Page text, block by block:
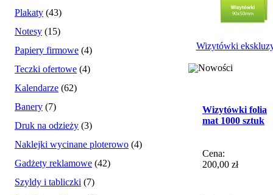
Plakaty (43)
Notesy (15)
Papiery firmowe (4)
Teczki ofertowe (4)
Kalendarze (62)
Banery (7)
Druk na odzieży (3)
Naklejki wycinane ploterowo (4)
Gadżety reklamowe (42)
Szyldy i tabliczki (7)
Wizytówki
Nowości
Wizytówki folia
mat 1000 sztuk
Cena:
200,00 zł